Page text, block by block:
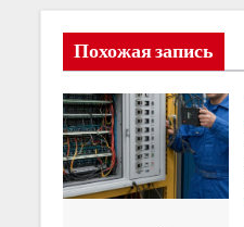
и
я
п
о
Похожая запись